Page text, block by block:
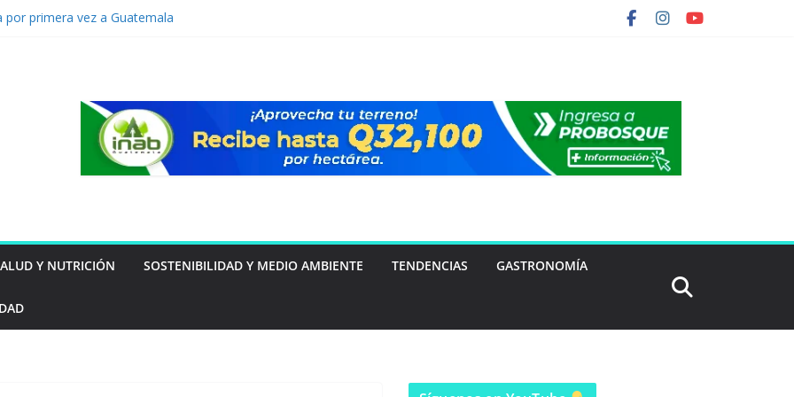
por primera vez a Guatemala
del inmueble: las familias guatemaltecas
y la seguridad
tu mascota puede estar intentando decirte
de lavado: Guatemala apuesta por
ventaja competitiva
Y NUTRICIÓN SOSTENIBILIDAD Y MEDIO AMBIENTE TENDENCIAS GASTRONOMÍA